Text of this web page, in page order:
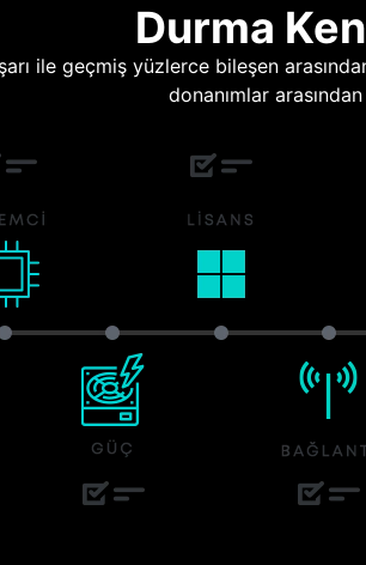
Durma
ile geçmiş yüzlerce bileşen
donanımlar